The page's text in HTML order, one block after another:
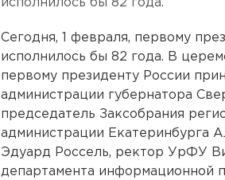
исполнилось бы 82 года.
Сегодня, 1 февраля, первому
исполнилось бы 82 года. В
первому президенту России
администрации губернатора
председатель Заксобрания
администрации Екатеринбурга
Эдуард Россель, ректор УрФУ
департамента информационной